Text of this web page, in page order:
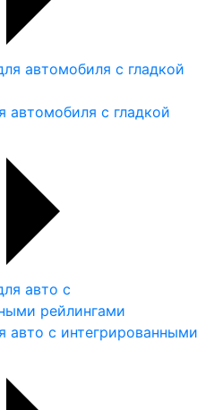
автомобиля с гладкой
авто с интегрированными